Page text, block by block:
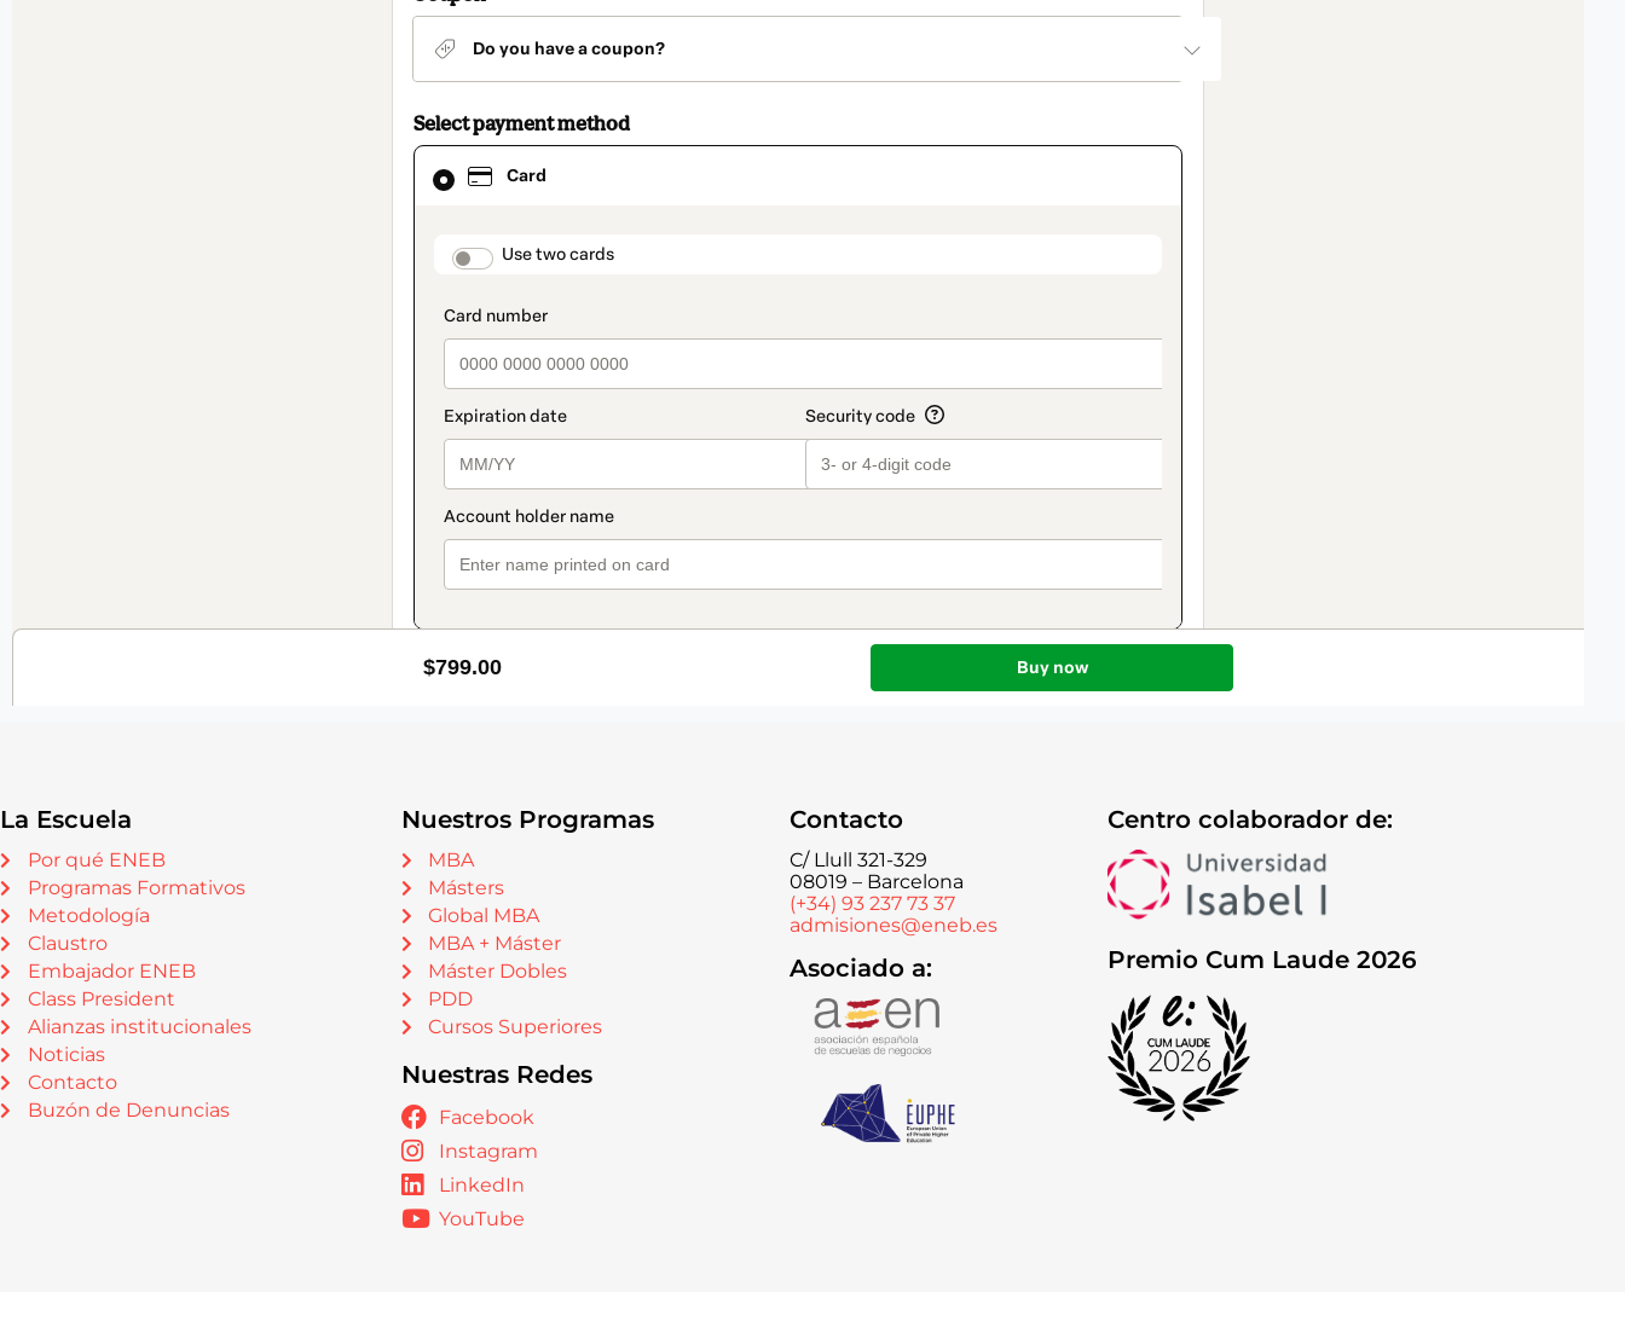
La Escuela
Por qué ENEB
Programas Formativos
Metodología
Claustro
Embajador ENEB
Class President
Alianzas institucionales
Noticias
Contacto
Buzón de Denuncias
Nuestros Programas
MBA
Másters
Global MBA
MBA + Máster
Máster Dobles
PDD
Cursos Superiores
Nuestras Redes
Facebook
Instagram
LinkedIn
YouTube
Contacto
C/ Llull 321-329
08019 – Barcelona
(+34) 93 237 73 37
admisiones@eneb.es
Asociado a:
Centro colaborador de:
Premio Cum Laude 2026